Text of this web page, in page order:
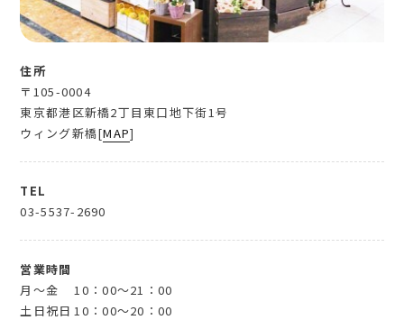
住所
〒105-0004
東京都港区新橋2丁目東口地下街1号
ウィング新橋[MAP]
TEL
03-5537-2690
営業時間
月～金
10：00～21：00
土日祝日 10：00～20：00